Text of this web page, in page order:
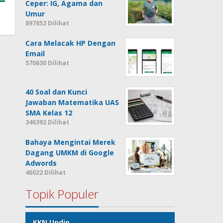
Ceper: IG, Agama dan
Umur
897852 Dilihat
Cara Melacak HP Dengan
Email
570630 Dilihat
40 Soal dan Kunci
Jawaban Matematika UAS
SMA Kelas 12
346392 Dilihat
Bahaya Mengintai Merek
Dagang UMKM di Google
Adwords
46022 Dilihat
Topik Populer